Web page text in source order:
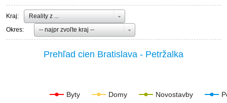
ZVÝRAZNENIE REALITNÝCH INZERÁTOV
Kraj:
Reality z ...
Okres:
-- najpr zvoľte kraj --
Prehľad cien Bratislava - Petržalka
Byty Domy Novostavby